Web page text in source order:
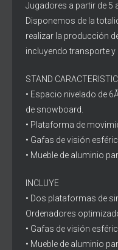
Jugadores a partir de 5
Disponemos de la
realizar la producción
incluyendo transporte
STAND
• Espacio nivelado de
de snowboard.
• Plataforma de
• Gafas de visión
• Mueble de aluminio
INCLUYE
• Dos plataformas de
Ordenadores
• Gafas de visión
• Mueble de aluminio